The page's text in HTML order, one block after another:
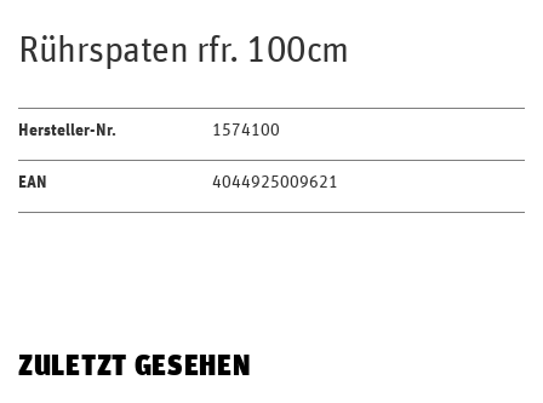
Rührspaten rfr. 100cm
Hersteller-Nr. 1574100
EAN 4044925009621
ZULETZT GESEHEN